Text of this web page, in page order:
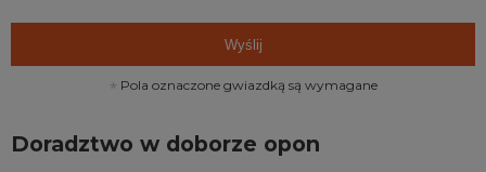
Wyślij
Pola oznaczone gwiazdką są wymagane
Doradztwo w doborze opon